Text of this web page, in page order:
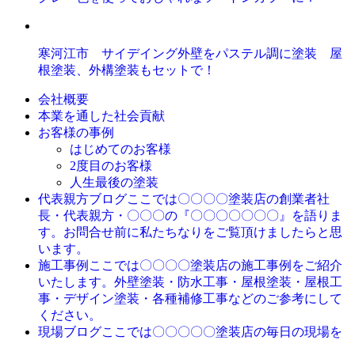
寒河江市 サイデイング外壁をパステル調に塗装 屋
根塗装、外構塗装もセットで！
会社概要
本業を通した社会貢献
お客様の事例
はじめてのお客様
2度目のお客様
人生最後の塗装
代表親方ブログここでは〇〇〇〇塗装店の創業者社
長・代表親方・〇〇〇の『〇〇〇〇〇〇〇』を語りま
す。お問合せ前に私たちなりをご覧頂けましたらと思
います。
施工事例 ここでは〇〇〇〇塗装店の施工事例をご紹介
いたします。外壁塗装・防水工事・屋根塗装・屋根工
事・デザイン塗装・各種補修工事などのご参考にして
ください。
現場ブログここでは〇〇〇〇〇塗装店の毎日の現場を